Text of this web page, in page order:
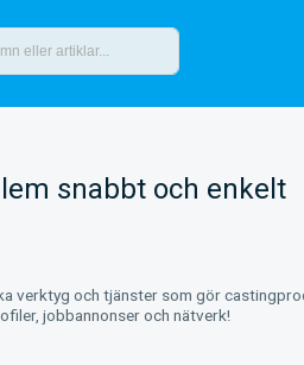
snabbt och enkelt
verktyg och tjänster som gör
jobbannonser och nätverk!